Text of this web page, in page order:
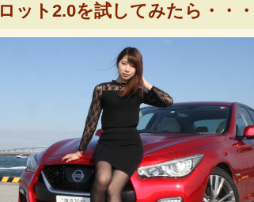
ット2.0を試してみたら・・・